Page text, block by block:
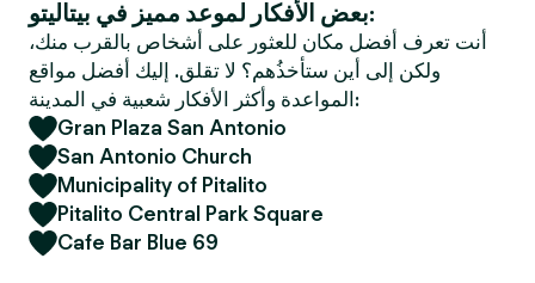
d
e
r
بعض الأفكار لموعد مميز في بيتاليتو:
أنت تعرف أفضل مكان للعثور على أشخاص بالقرب منك،
ولكن إلى أين ستأخذُهم؟ لا تقلق. إليك أفضل مواقع
المواعدة وأكثر الأفكار شعبية في المدينة:
Gran Plaza San Antonio
San Antonio Church
Municipality of Pitalito
Pitalito Central Park Square
Cafe Bar Blue 69